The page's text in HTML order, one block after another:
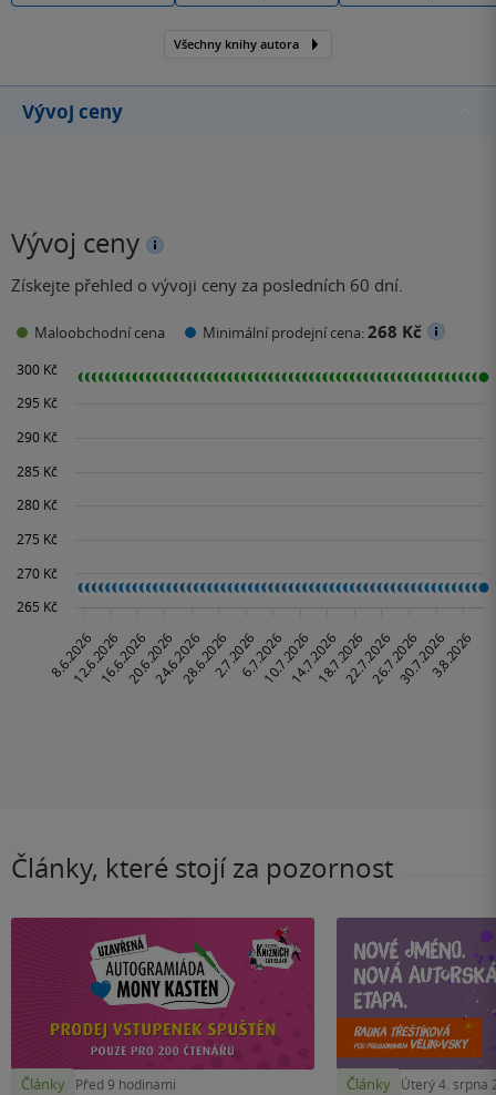
Všechny knihy autora
Vývoj ceny
Vývoj ceny
Získejte přehled o vývoji ceny za posledních 60 dní.
Maloobchodní cena Minimální prodejní cena:268 Kč
Články, které stojí za pozornost
Články Před 9 hodinami Články Úterý 4. srpna